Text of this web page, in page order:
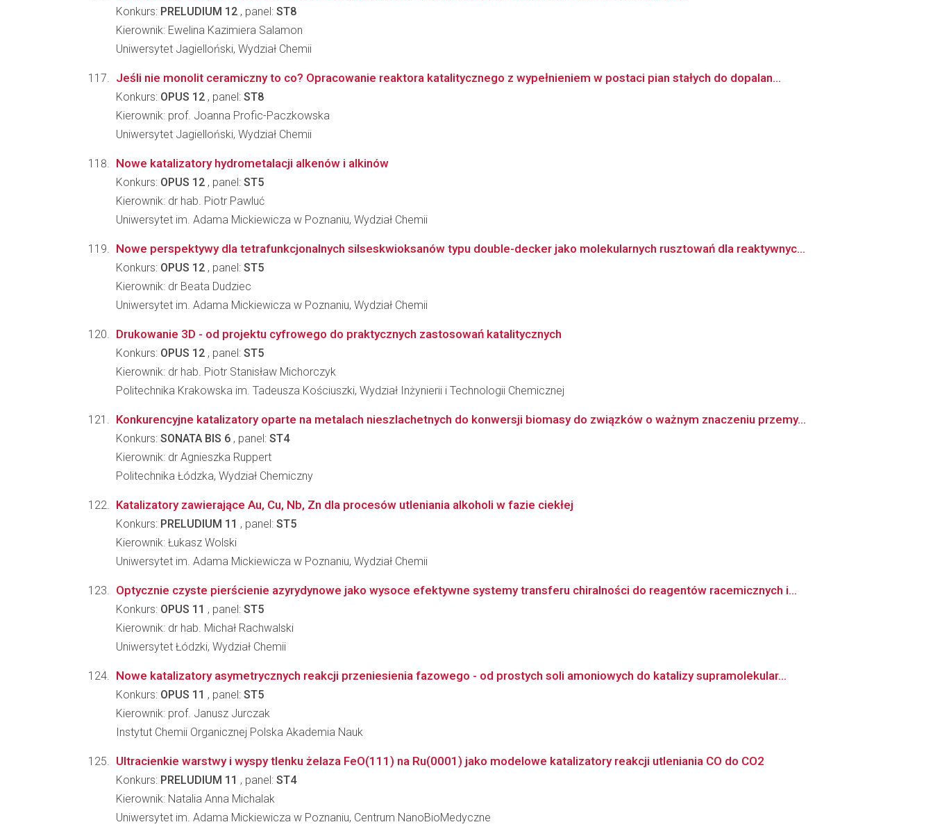
Konkurs: PRELUDIUM 12 , panel: ST8
Kierownik: Ewelina Kazimiera Salamon
Uniwersytet Jagielloński, Wydział Chemii
Jeśli nie monolit ceramiczny to co? Opracowanie reaktora katalitycznego z wypełnieniem w postaci pian stałych do dopalan...
Konkurs: OPUS 12 , panel: ST8
Kierownik: prof. Joanna Profic-Paczkowska
Uniwersytet Jagielloński, Wydział Chemii
Nowe katalizatory hydrometalacji alkenów i alkinów
Konkurs: OPUS 12 , panel: ST5
Kierownik: dr hab. Piotr Pawluć
Uniwersytet im. Adama Mickiewicza w Poznaniu, Wydział Chemii
Nowe perspektywy dla tetrafunkcjonalnych silseskwioksanów typu double-decker jako molekularnych rusztowań dla reaktywnyc...
Konkurs: OPUS 12 , panel: ST5
Kierownik: dr Beata Dudziec
Uniwersytet im. Adama Mickiewicza w Poznaniu, Wydział Chemii
Drukowanie 3D - od projektu cyfrowego do praktycznych zastosowań katalitycznych
Konkurs: OPUS 12 , panel: ST5
Kierownik: dr hab. Piotr Stanisław Michorczyk
Politechnika Krakowska im. Tadeusza Kościuszki, Wydział Inżynierii i Technologii Chemicznej
Konkurencyjne katalizatory oparte na metalach nieszlachetnych do konwersji biomasy do związków o ważnym znaczeniu przemy...
Konkurs: SONATA BIS 6 , panel: ST4
Kierownik: dr Agnieszka Ruppert
Politechnika Łódzka, Wydział Chemiczny
Katalizatory zawierające Au, Cu, Nb, Zn dla procesów utleniania alkoholi w fazie ciekłej
Konkurs: PRELUDIUM 11 , panel: ST5
Kierownik: Łukasz Wolski
Uniwersytet im. Adama Mickiewicza w Poznaniu, Wydział Chemii
Optycznie czyste pierścienie azyrydynowe jako wysoce efektywne systemy transferu chiralności do reagentów racemicznych i...
Konkurs: OPUS 11 , panel: ST5
Kierownik: dr hab. Michał Rachwalski
Uniwersytet Łódzki, Wydział Chemii
Nowe katalizatory asymetrycznych reakcji przeniesienia fazowego - od prostych soli amoniowych do katalizy supramolekular...
Konkurs: OPUS 11 , panel: ST5
Kierownik: prof. Janusz Jurczak
Instytut Chemii Organicznej Polska Akademia Nauk
Ultracienkie warstwy i wyspy tlenku żelaza FeO(111) na Ru(0001) jako modelowe katalizatory reakcji utleniania CO do CO2
Konkurs: PRELUDIUM 11 , panel: ST4
Kierownik: Natalia Anna Michalak
Uniwersytet im. Adama Mickiewicza w Poznaniu, Centrum NanoBioMedyczne